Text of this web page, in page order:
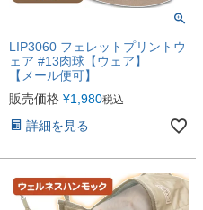
LIP3060 フェレットプリントウ
ェア #13肉球【ウェア】
【メール便可】
販売価格 ¥1,980税込
詳細を見る